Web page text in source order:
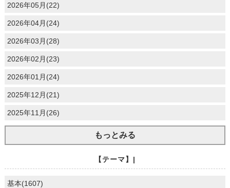
2026年05月(22)
2026年04月(24)
2026年03月(28)
2026年02月(23)
2026年01月(24)
2025年12月(21)
2025年11月(26)
もっとみる
【テーマ】|
基本(1607)